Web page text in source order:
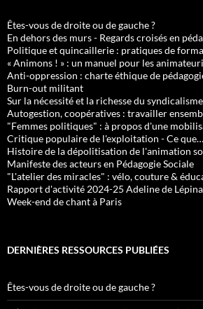
Êtes-vous de droite ou de gauche ?
En dehors des murs - Regards croisés en
Politique et quincaillerie : pratiques de
« Animons ! » : un manuel pour les
Anti-oppression : charte éthique de
Burn-out militant
Sur la nécessité et la richesse du
Autogestion, coopératives : travailler
"Femmes politiques" : à propos d'une
Critique populaire de l'exploitation - Ce que…
Histoire de la dépolitisation de l'animation
Manifeste des acteurs en Pédagogie Sociale
"L'atelier des miracles" : vélo, couture &
Rapport d'activité 2024-25 Adeline de
Week-end de chant à Paris
DERNIÈRES RESSOURCES PUBLIÉES
Êtes-vous de droite ou de gauche ?